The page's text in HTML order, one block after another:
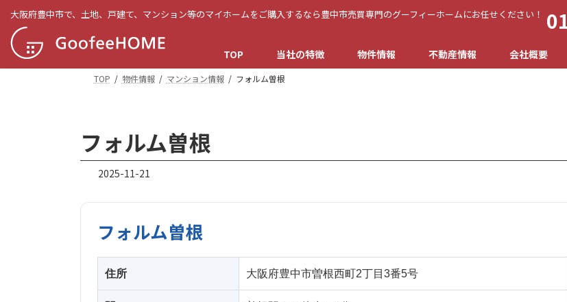
ツ
シ
大阪府豊中市で、土地、戸建て、マンション等のマイホームをご購入するなら豊中市売買専門のグーフィーホームにお任せください！
TOP 当社の特徴 物件情報 不動産情報 会社概要
TOP 物件情報 マンション情報 フォルム曽根
フォルム曽根
2025-11-21
フォルム曽根
住所 大阪府豊中市曽根西町2丁目3番5号